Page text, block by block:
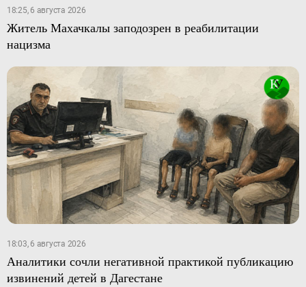
18:25, 6 августа 2026
Житель Махачкалы заподозрен в реабилитации
нацизма
18:03, 6 августа 2026
Аналитики сочли негативной практикой публикацию
извинений детей в Дагестане